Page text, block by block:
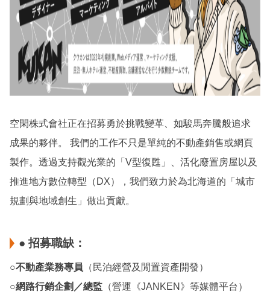
空閑株式會社正在招募勇於挑戰變革、如駿馬奔騰般追求
成果的夥伴。 我們的工作不只是單純的不動產銷售或網頁
製作。透過支持觀光業的「V型復甦」、活化廢置房屋以及
推進地方數位轉型（DX），我們致力於為北海道的「城市
規劃與地域創生」做出貢獻。
● 招募職缺：
○不動產業務專員 （民泊經營及閒置資產開發）
○網路行銷企劃／總監 （營運《JANKEN》等媒體平台）